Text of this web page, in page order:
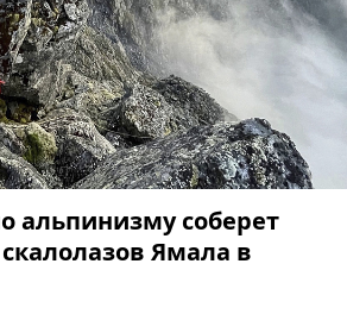
альпинизму соберет
Ямала в